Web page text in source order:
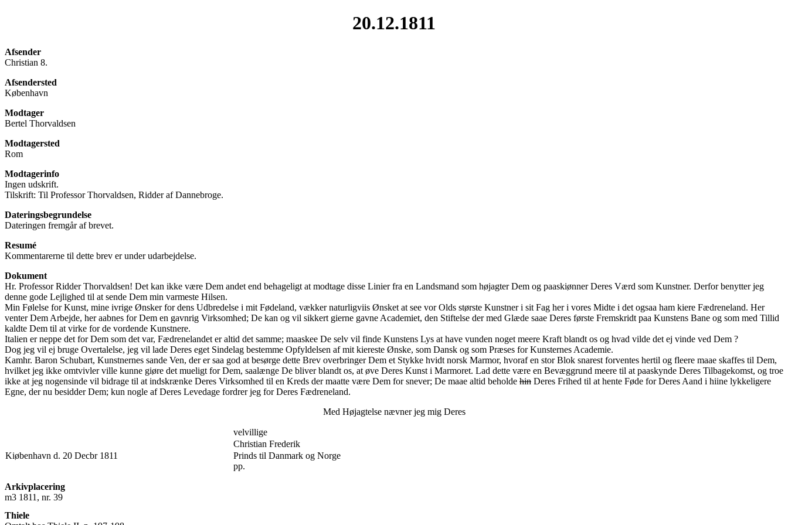
20.12.1811
Afsender
Christian 8.
Afsendersted
København
Modtager
Bertel Thorvaldsen
Modtagersted
Rom
Modtagerinfo
Ingen udskrift.
Tilskrift: Til Professor Thorvaldsen, Ridder af Dannebroge.
Dateringsbegrundelse
Dateringen fremgår af brevet.
Resumé
Kommentarerne til dette brev er under udarbejdelse.
Dokument
Hr. Professor Ridder Thorvaldsen! Det kan ikke være Dem andet end behageligt at modtage disse Linier fra en Landsmand som højagter Dem og paaskiønner Deres Værd som Kunstner. Derfor benytter jeg
denne gode Lejlighed til at sende Dem min varmeste Hilsen.
Min Følelse for Kunst, mine ivrige Ønsker for dens Udbredelse i mit Fødeland, vækker naturligviis Ønsket at see vor Olds største Kunstner i sit Fag her i vores Midte i det ogsaa ham kiere Fædreneland. Her
venter Dem Arbejde, her aabnes for Dem en gavnrig Virksomhed; De kan og vil sikkert gierne gavne Academiet, den Stiftelse der med Glæde saae Deres første Fremskridt paa Kunstens Bane og som med Tillid
kaldte Dem til at virke for de vordende Kunstnere.
Italien er neppe det for Dem som det var, Fædrenelandet er altid det samme; maaskee De selv vil finde Kunstens Lys at have vunden noget meere Kraft blandt os og hvad vilde det ej vinde ved Dem ?
Dog jeg vil ej bruge Overtalelse, jeg vil lade Deres eget Sindelag bestemme Opfyldelsen af mit kiereste Ønske, som Dansk og som Præses for Kunsternes Academie.
Kamhr. Baron Schubart, Kunstnernes sande Ven, der er saa god at besørge dette Brev overbringer Dem et Stykke hvidt norsk Marmor, hvoraf en stor Blok snarest forventes hertil og fleere maae skaffes til Dem,
hvilket jeg ikke omtvivler ville kunne giøre det mueligt for Dem, saalænge De bliver blandt os, at øve Deres Kunst i Marmoret. Lad dette være en Bevæggrund meere til at paaskynde Deres Tilbagekomst, og troe
ikke at jeg nogensinde vil bidrage til at indskrænke Deres Virksomhed til en Kreds der maatte være Dem for snever; De maae altid beholde hin Deres Frihed til at hente Føde for Deres Aand i hiine lykkeligere
Egne, der nu besidder Dem; kun nogle af Deres Levedage fordrer jeg for Deres Fædreneland.
Med Højagtelse nævner jeg mig Deres
velvillige
Christian Frederik
Kiøbenhavn d. 20 Decbr 1811
Prinds til Danmark og Norge
pp.
Arkivplacering
m3 1811, nr. 39
Thiele